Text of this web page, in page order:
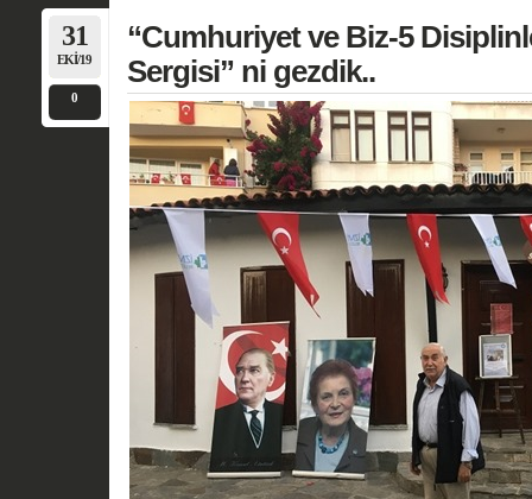
31
EKI/19
0
“Cumhuriyet ve Biz-5
Sergisi” ni gezdik..